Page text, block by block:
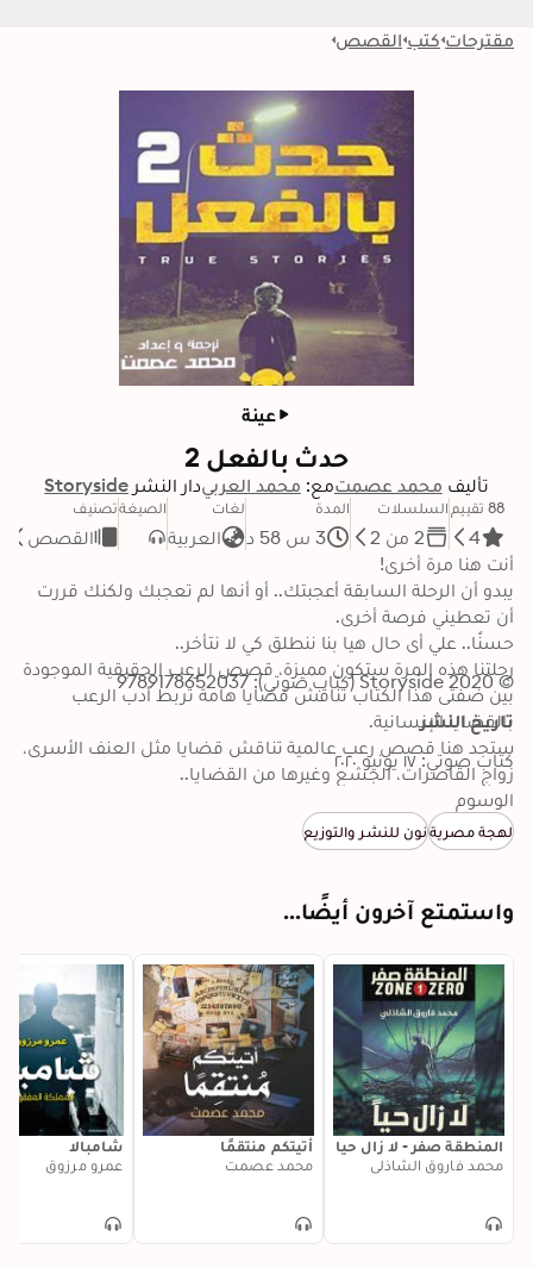
مقترحات كتب القصص
عينة
حدث بالفعل 2
تأليف محمد عصمتمع: محمد العربيدار النشر Storyside
88 تقييم
4
السلسلات
2 من 2
المدة
3 س 58 د
لغات
العربية
الصيغةتصنيف
القصص
© 2020 Storyside (كتاب صوتي): 9789178652037
تاريخ النشر
كتاب صوتي: ١٧ يونيو ٢٠٢٠
الوسوم
لهجة مصريةنون للنشر والتوزيع
واستمتع آخرون أيضًا...
المنطقة صفر - لا زال حيا
محمد فاروق الشاذلي
أتيتكم منتقمًا
محمد عصمت
شامبالا
عمرو مرزوق